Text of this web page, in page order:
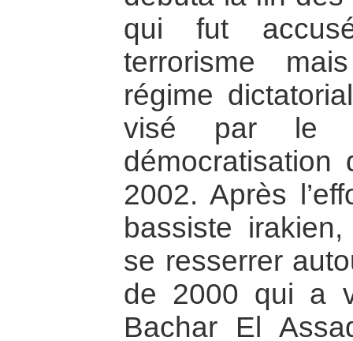
qui fut
terrorisme
régime
visé par le
démocratisation
2002. Après
bassiste
se resserrer
de 2000 qui a
Bachar El